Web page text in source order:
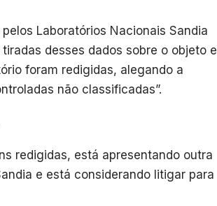
Laboratórios Nacionais Sandia
desses dados sobre o objeto e
foram redigidas, alegando a
não classificadas”.
redigidas, está apresentando outra
e está considerando litigar para